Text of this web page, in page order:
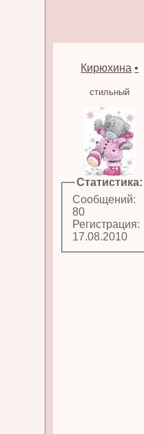
Кирюхина •
стильный
Статистика:
Сообщений:
80
Регистрация:
17.08.2010